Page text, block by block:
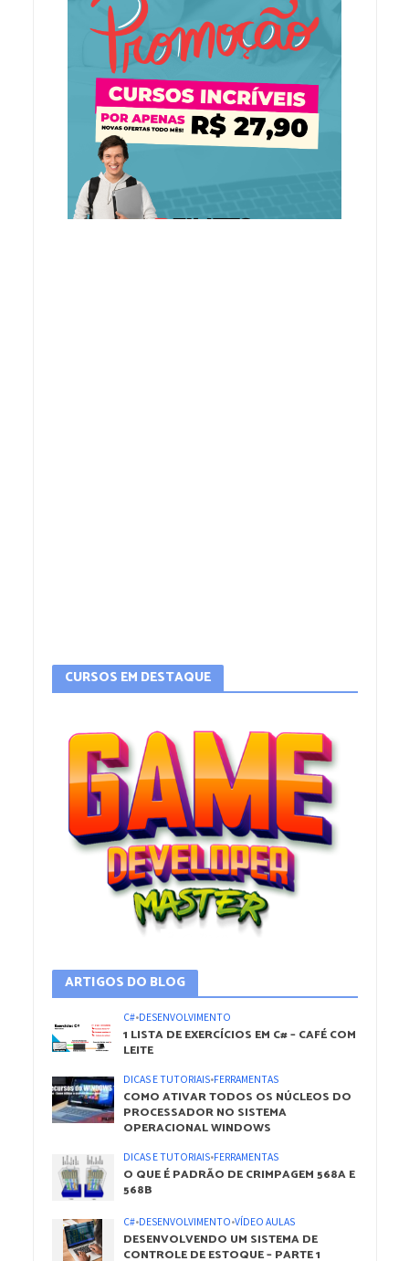
CURSOS EM DESTAQUE
ARTIGOS DO BLOG
C#•DESENVOLVIMENTO
1 LISTA DE EXERCÍCIOS EM C# – CAFÉ COM
LEITE
DICAS E TUTORIAIS•FERRAMENTAS
COMO ATIVAR TODOS OS NÚCLEOS DO
PROCESSADOR NO SISTEMA
OPERACIONAL WINDOWS
DICAS E TUTORIAIS•FERRAMENTAS
O QUE É PADRÃO DE CRIMPAGEM 568A E
568B
C#•DESENVOLVIMENTO•VÍDEO AULAS
DESENVOLVENDO UM SISTEMA DE
CONTROLE DE ESTOQUE – PARTE 1